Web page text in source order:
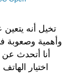
تخيل أنه يتعين
وأهمية وصعوبة
أنا أتحدث عن
اختيار